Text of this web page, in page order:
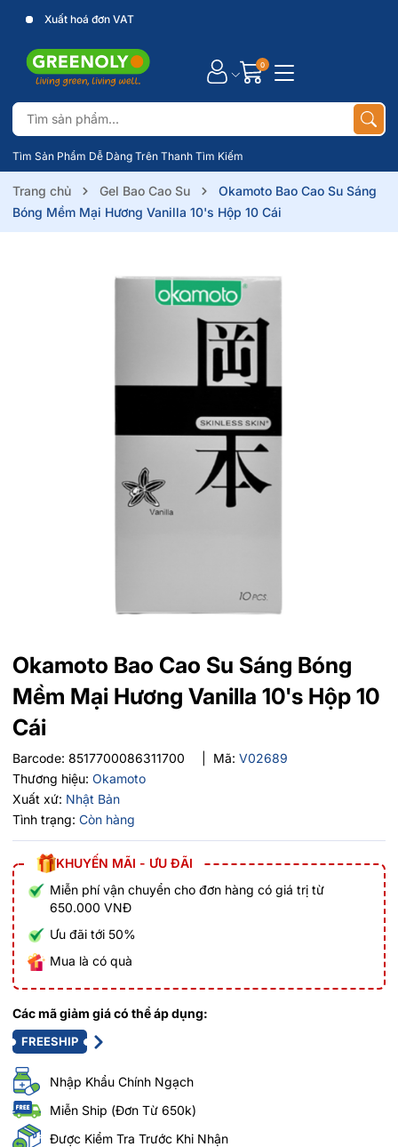
Xuất hoá đơn VAT
Tìm Sản Phẩm Dễ Dàng Trên Thanh Tìm Kiếm
0
Trang chủ Gel Bao Cao Su
Okamoto Bao Cao Su Sáng
Bóng Mềm Mại Hương Vanilla 10's Hộp 10 Cái
Okamoto Bao Cao Su Sáng Bóng
Mềm Mại Hương Vanilla 10's Hộp 10
Cái
Barcode: 8517700086311700 Mã: V02689
Thương hiệu: Okamoto
Xuất xứ: Nhật Bản
Tình trạng: Còn hàng
KHUYẾN MÃI - ƯU ĐÃI
Miễn phí vận chuyển cho đơn hàng có giá trị từ
650.000 VNĐ
Ưu đãi tới 50%
Mua là có quà
Các mã giảm giá có thể áp dụng:
FREESHIP
Nhập Khẩu Chính Ngạch
Miễn Ship (Đơn Từ 650k)
Được Kiểm Tra Trước Khi Nhận